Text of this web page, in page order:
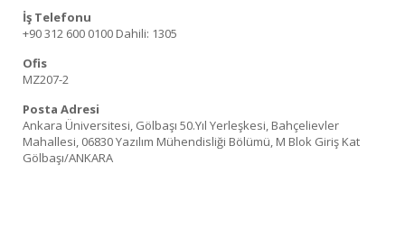
İş Telefonu
+90 312 600 0100 Dahili: 1305
Ofis
MZ207-2
Posta Adresi
Ankara Üniversitesi, Gölbaşı 50.Yıl Yerleşkesi, Bahçelievler
Mahallesi, 06830 Yazılım Mühendisliği Bölümü, M Blok Giriş Kat
Gölbaşı/ANKARA